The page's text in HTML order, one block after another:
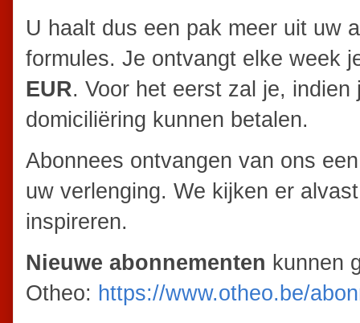
U haalt dus een pak meer uit uw
formules. Je ontvangt elke week
EUR. Voor het eerst zal je,
domiciliëring kunnen betalen.
Abonnees ontvangen van ons
uw verlenging. We kijken er
inspireren.
Nieuwe abonnementen kunnen
Otheo: https://www.otheo.be/